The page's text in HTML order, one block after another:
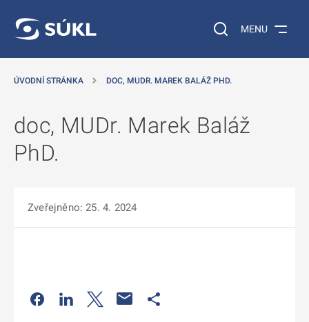
Vyhledávání na
MENU
ÚVODNÍ STRÁNKA DOC, MUDR. MAREK BALÁŽ PHD.
doc, MUDr. Marek Baláž
PhD.
Zveřejněno: 25. 4. 2024
Odkaz se otevře na nové kartě
Odkaz se otevře na nové kartě
Odkaz se otevře na nové kartě